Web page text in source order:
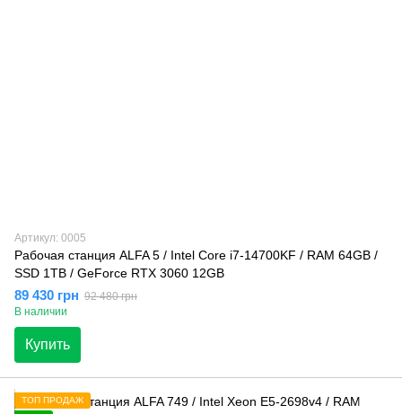
Артикул: 0005
Рабочая станция ALFA 5 / Intel Core i7-14700KF / RAM 64GB /
SSD 1TB / GeForce RTX 3060 12GB
89 430 грн 92 480 грн
В наличии
Купить
ТОП ПРОДАЖ